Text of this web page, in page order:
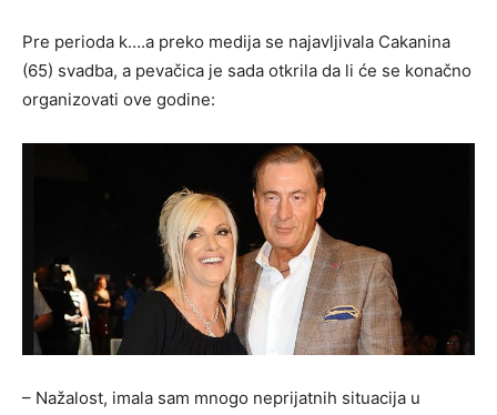
Pre perioda k….a preko medija se najavljivala Cakanina
(65) svadba, a pevačica je sada otkrila da li će se konačno
organizovati ove godine:
– Nažalost, imala sam mnogo neprijatnih situacija u